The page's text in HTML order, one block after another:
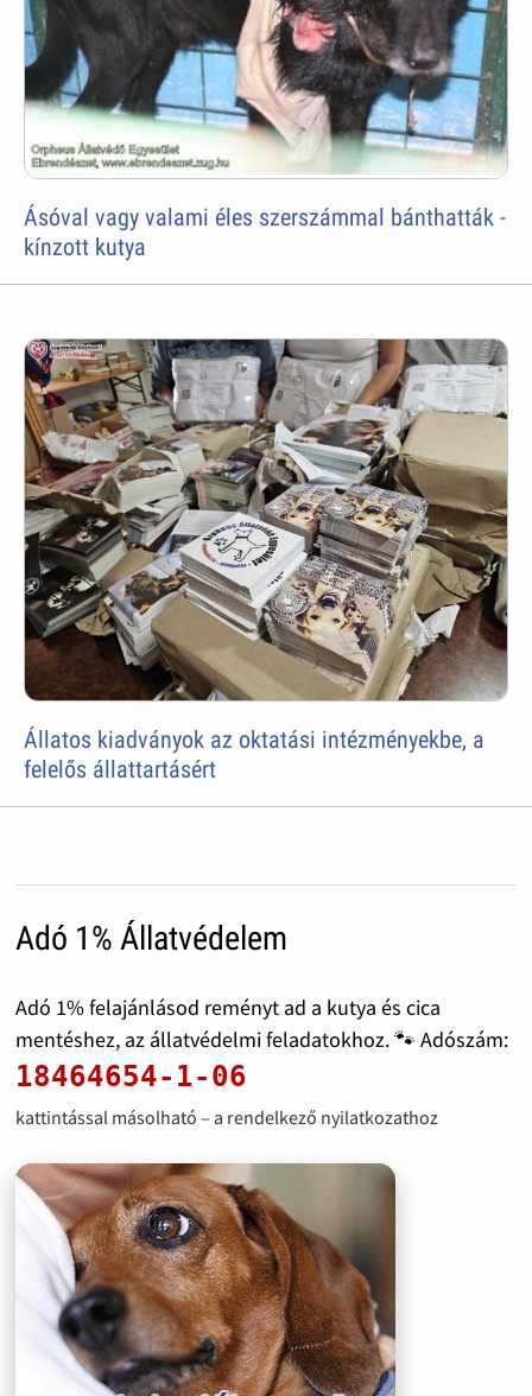
Ásóval vagy valami éles szerszámmal bánthatták -
kínzott kutya
Állatos kiadványok az oktatási intézményekbe, a
felelős állattartásért
Adó 1% Állatvédelem
Adó 1% felajánlásod reményt ad a kutya és cica
mentéshez, az állatvédelmi feladatokhoz. 🐾 Adószám:
18464654-1-06
kattintással másolható – a rendelkező nyilatkozathoz